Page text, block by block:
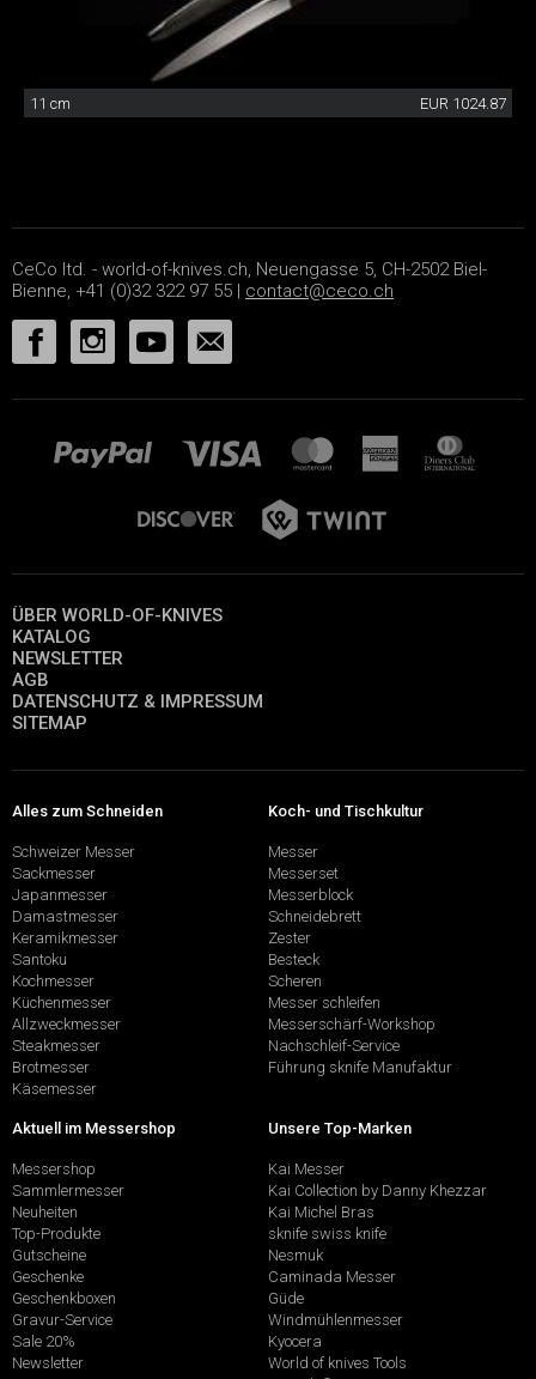
11 cm EUR 1024.87
CeCo ltd. - world-of-knives.ch, Neuengasse 5, CH-2502 Biel-
Bienne, +41 (0)32 322 97 55 | contact@ceco.ch
ÜBER WORLD-OF-KNIVES
KATALOG
NEWSLETTER
AGB
DATENSCHUTZ & IMPRESSUM
SITEMAP
Alles zum Schneiden
Schweizer Messer
Sackmesser
Japanmesser
Damastmesser
Keramikmesser
Santoku
Kochmesser
Küchenmesser
Allzweckmesser
Steakmesser
Brotmesser
Käsemesser
Koch- und Tischkultur
Messer
Messerset
Messerblock
Schneidebrett
Zester
Besteck
Scheren
Messer schleifen
Messerschärf-Workshop
Nachschleif-Service
Führung sknife Manufaktur
Aktuell im Messershop
Messershop
Sammlermesser
Neuheiten
Top-Produkte
Gutscheine
Geschenke
Geschenkboxen
Gravur-Service
Sale 20%
Newsletter
Unsere Top-Marken
Kai Messer
Kai Collection by Danny Khezzar
Kai Michel Bras
sknife swiss knife
Nesmuk
Caminada Messer
Güde
Windmühlenmesser
Kyocera
World of knives Tools